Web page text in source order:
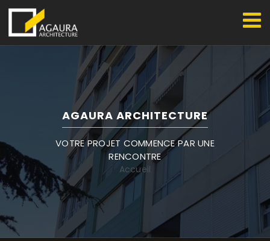
Passer
contenu
AGAURA ARCHITECTURE
VOTRE PROJET COMMENCE PAR UNE
RENCONTRE
Accueil